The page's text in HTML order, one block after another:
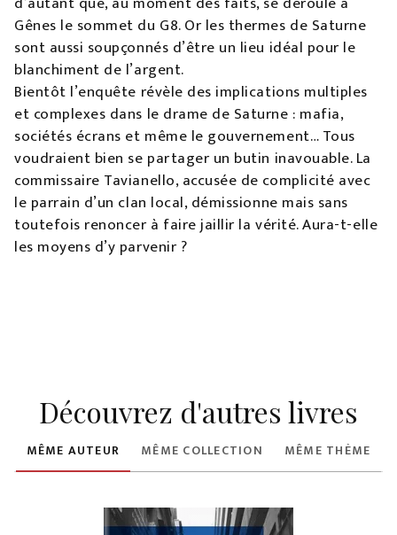
Gênes le sommet du G8. Or les thermes de Saturne
sont aussi soupçonnés d’être un lieu idéal pour le
blanchiment de l’argent.
Bientôt l’enquête révèle des implications multiples
et complexes dans le drame de Saturne : mafia,
sociétés écrans et même le gouvernement… Tous
voudraient bien se partager un butin inavouable. La
commissaire Tavianello, accusée de complicité avec
le parrain d’un clan local, démissionne mais sans
toutefois renoncer à faire jaillir la vérité. Aura-t-elle
les moyens d’y parvenir ?
Découvrez d'autres livres
MÊME AUTEUR MÊME COLLECTION MÊME THÈME